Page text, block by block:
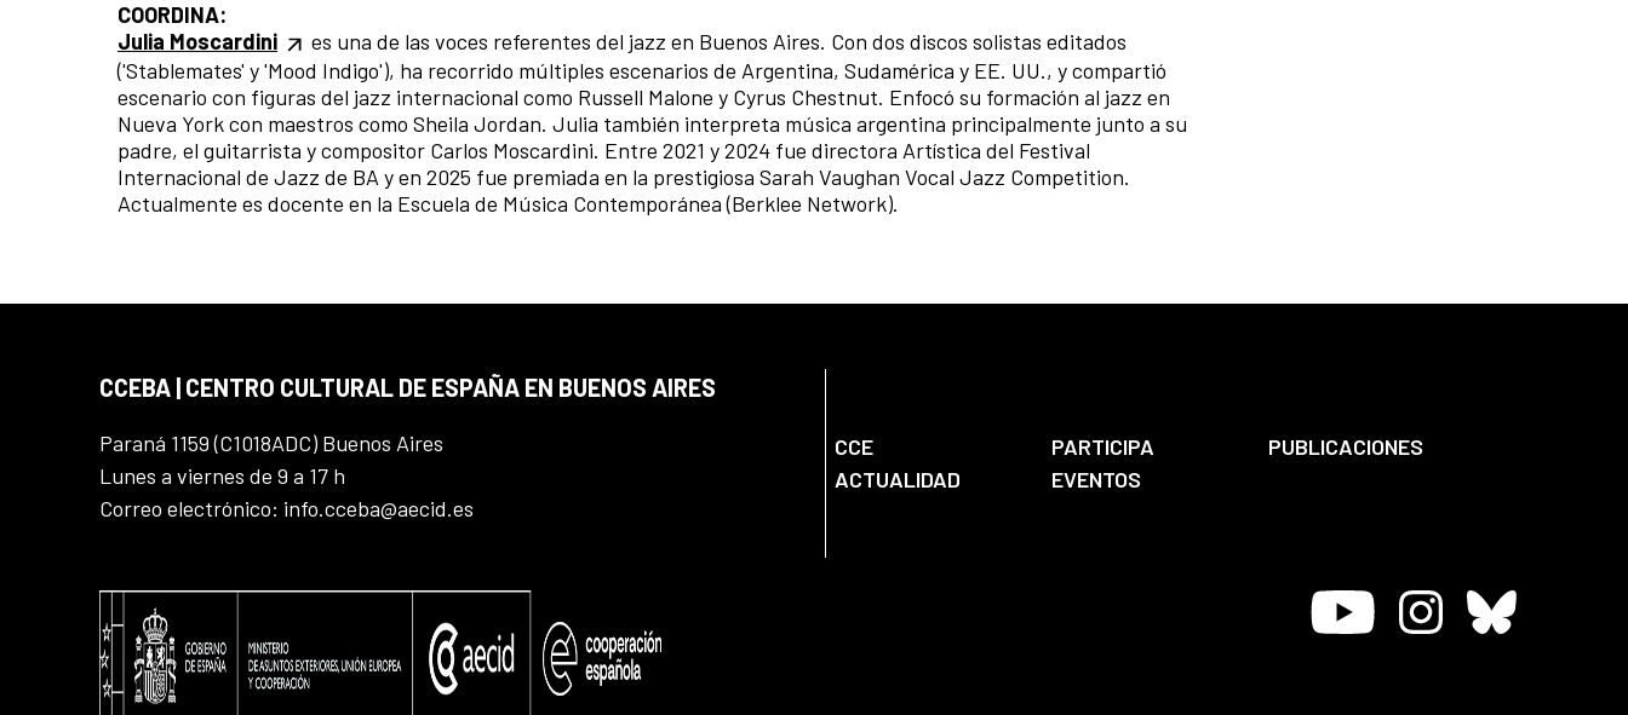
COORDINA:
Julia Moscardini
es una de las voces referentes del jazz en Buenos Aires. Con dos discos solistas editados
('Stablemates' y 'Mood Indigo'), ha recorrido múltiples escenarios de Argentina, Sudamérica y EE. UU., y compartió
escenario con figuras del jazz internacional como Russell Malone y Cyrus Chestnut. Enfocó su formación al jazz en
Nueva York con maestros como Sheila Jordan. Julia también interpreta música argentina principalmente junto a su
padre, el guitarrista y compositor Carlos Moscardini. Entre 2021 y 2024 fue directora Artística del Festival
Internacional de Jazz de BA y en 2025 fue premiada en la prestigiosa Sarah Vaughan Vocal Jazz Competition.
Actualmente es docente en la Escuela de Música Contemporánea (Berklee Network).
CCEBA | CENTRO CULTURAL DE ESPAÑA EN BUENOS AIRES
Paraná 1159 (C1018ADC) Buenos Aires
Lunes a viernes de 9 a 17 h
Correo electrónico: info.cceba@aecid.es
CCE PARTICIPA
PUBLICACIONES
ACTUALIDAD
EVENTOS
Youtube InstagramBluesky